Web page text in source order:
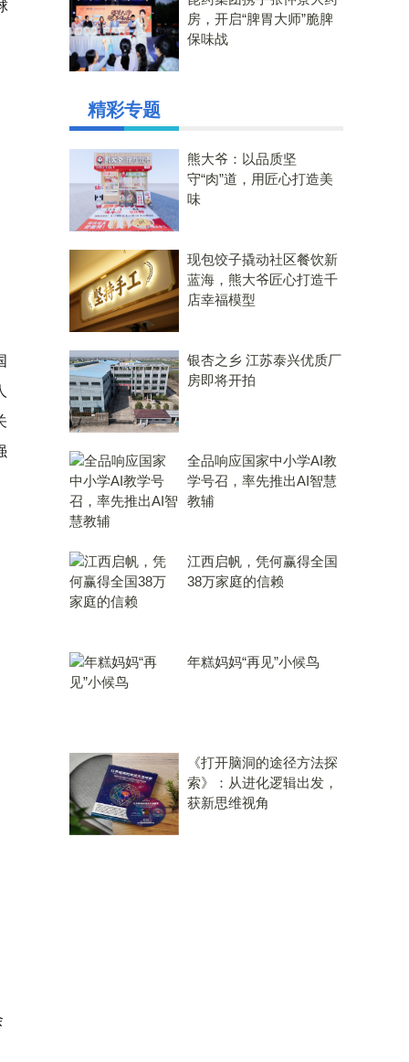
房，开启“脾胃大师”脆脾
保味战
精彩专题
熊大爷：以品质坚
守“肉”道，用匠心打造美
味
现包饺子撬动社区餐饮新
蓝海，熊大爷匠心打造千
店幸福模型
银杏之乡 江苏泰兴优质厂
房即将开拍
全品响应国家中小学AI教
学号召，率先推出AI智慧
教辅
江西启帆，凭何赢得全国
38万家庭的信赖
年糕妈妈“再见”小候鸟
《打开脑洞的途径方法探
索》：从进化逻辑出发，
获新思维视角